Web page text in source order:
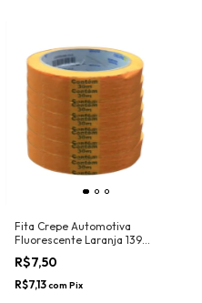
Fita Crepe Automotiva
Fluorescente Laranja 139
18mmX30mt Nastro
R$7,50
R$7,13com Pix